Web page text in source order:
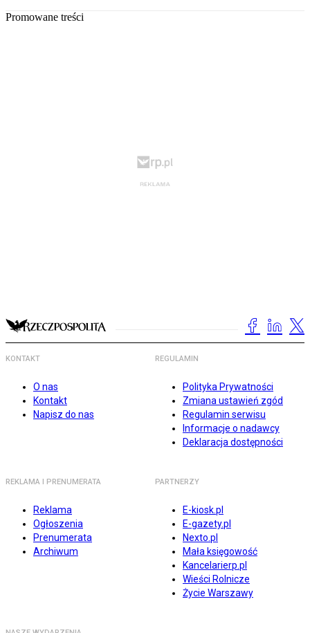
Promowane treści
KONTAKT
O nas
Kontakt
Napisz do nas
REGULAMIN
Polityka Prywatności
Zmiana ustawień zgód
Regulamin serwisu
Informacje o nadawcy
Deklaracja dostępności
REKLAMA I PRENUMERATA
Reklama
Ogłoszenia
Prenumerata
Archiwum
PARTNERZY
E-kiosk.pl
E-gazety.pl
Nexto.pl
Mała księgowość
Kancelarierp.pl
Wieści Rolnicze
Życie Warszawy